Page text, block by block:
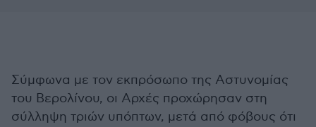
Σύμφωνα με τον εκπρόσωπο της Αστυνομίας
του Βερολίνου, οι Αρχές προχώρησαν στη
σύλληψη τριών υπόπτων, μετά από φόβους ότι